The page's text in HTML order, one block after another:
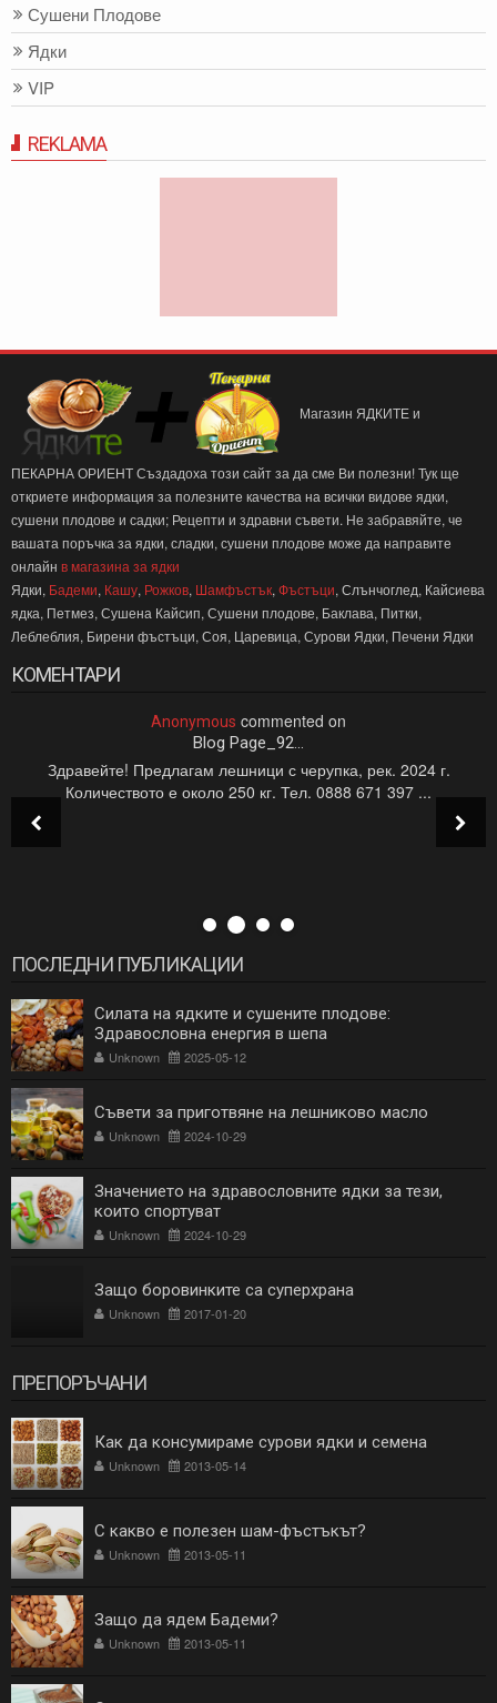
Сушени Плодове
Ядки
VIP
REKLAMA
Магазин ЯДКИТЕ и
ПЕКАРНА ОРИЕНТ Създадоха този сайт за да сме Ви полезни! Тук ще
откриете информация за полезните качества на всички видове ядки,
сушени плодове и садки; Рецепти и здравни съвети. Не забравяйте, че
вашата поръчка за ядки, сладки, сушени плодове може да направите
онлайн в магазина за ядки
Ядки, Бадеми, Кашу, Рожков, Шамфъстък, Фъстъци, Слънчоглед, Кайсиева
ядка, Петмез, Сушена Кайсип, Сушени плодове, Баклава, Питки,
Леблеблия, Бирени фъстъци, Соя, Царевица, Сурови Ядки, Печени Ядки
КОМЕНТАРИ
Anonymous commented on
Blog Page_92...
Здравейте! Предлагам лешници с черупка, рек. 2024 г.
Количеството е около 250 кг. Тел. 0888 671 397 ...
ПОСЛЕДНИ ПУБЛИКАЦИИ
Силата на ядките и сушените плодове:
Здравословна енергия в шепа
Unknown 2025-05-12
Съвети за приготвяне на лешниково масло
Unknown 2024-10-29
Значението на здравословните ядки за тези,
които спортуват
Unknown 2024-10-29
Защо боровинките са суперхрана
Unknown 2017-01-20
ПРЕПОРЪЧАНИ
Как да консумираме сурови ядки и семена
Unknown 2013-05-14
С какво е полезен шам-фъстъкът?
Unknown 2013-05-11
Защо да ядем Бадеми?
Unknown 2013-05-11